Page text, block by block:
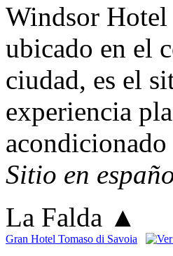
Windsor
ubicado en el
ciudad, es el
experiencia
acondicionado
Sitio en
La Falda ▲
Gran Hotel Tomaso di Savoia